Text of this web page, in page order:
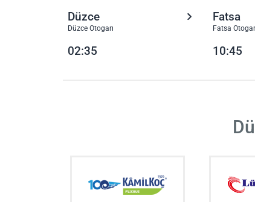
Düzce
Düzce Otogarı
Fatsa
Fatsa
02:35 10:45